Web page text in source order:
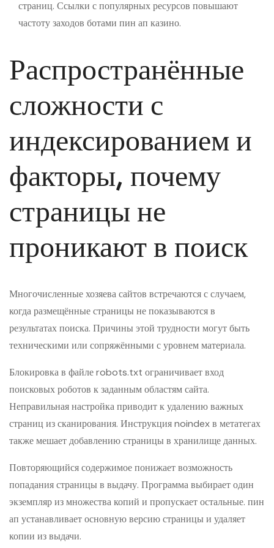
страниц. Ссылки с популярных ресурсов повышают
частоту заходов ботами пин ап казино.
Распространённые
сложности с
индексированием и
факторы, почему
страницы не
проникают в поиск
Многочисленные хозяева сайтов встречаются с случаем,
когда размещённые страницы не показываются в
результатах поиска. Причины этой трудности могут быть
техническими или сопряжёнными с уровнем материала.
Блокировка в файле robots.txt ограничивает вход
поисковых роботов к заданным областям сайта.
Неправильная настройка приводит к удалению важных
страниц из сканирования. Инструкция noindex в метатегах
также мешает добавлению страницы в хранилище данных.
Повторяющийся содержимое понижает возможность
попадания страницы в выдачу. Программа выбирает один
экземпляр из множества копий и пропускает остальные. пин
ап устанавливает основную версию страницы и удаляет
копии из выдачи.